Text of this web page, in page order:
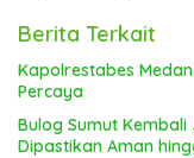
Berita Terkait
Kapolrestabes
Percaya
Bulog Sumut Kembali
Dipastikan Aman